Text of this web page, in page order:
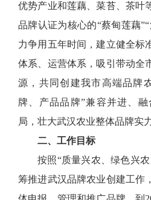
优势产业和莲藕、菜苔、茶叶
品牌认证为核心的“蔡甸莲藕
力争用五年时间，建立健全标
体系、运营体系，吸引带动全
源，共同创建我市高端品牌
牌、产品品牌”兼容并进、
局，壮大武汉农业整体品牌实力
二、工作目标
按照“质量兴农、绿色兴
筹推进武汉品牌农业创建工作